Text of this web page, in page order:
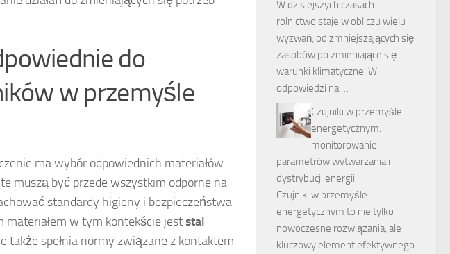
do
w przemyśle
ma wybór odpowiednich materiałów
muszą być przede wszystkim odporne na
standardy higieny i bezpieczeństwa
w tym kontekście jeststal
także spełnia normy związane z kontaktem
W dzisiejszych czasach
rolnictwo staje w obliczu wielu
wyzwań, od zmniejszających się
zasobów po zmieniające się
warunki klimatyczne. W
odpowiedzi na …
Czujniki w przemyśle
energetycznym:
monitorowanie
parametrów wytwarzania i
dystrybucji energii
Czujniki w przemyśle
energetycznym to nie tylko
nowoczesne rozwiązania, ale
kluczowy element efektywnego